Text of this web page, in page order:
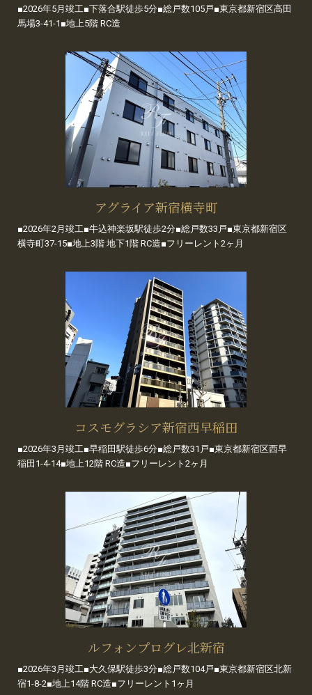
■2026年5月竣工■下落合駅徒歩5分■総戸数105戸■東京都新宿区高田
馬場3-41-1■地上5階 RC造
アグライア新宿横寺町
■2026年2月竣工■牛込神楽坂駅徒歩2分■総戸数33戸■東京都新宿区
横寺町37-15■地上3階 地下1階 RC造■フリーレント2ヶ月
コスモグラシア新宿西早稲田
■2026年3月竣工■早稲田駅徒歩6分■総戸数31戸■東京都新宿区西早
稲田1-4-14■地上12階 RC造■フリーレント2ヶ月
ルフォンプログレ北新宿
■2026年3月竣工■大久保駅徒歩3分■総戸数104戸■東京都新宿区北新
宿1-8-2■地上14階 RC造■フリーレント1ヶ月